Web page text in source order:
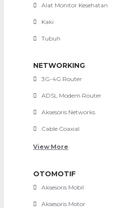
Alat Monitor Kesehatan
Kaki
Tubuh
NETWORKING
3G-4G Router
ADSL Modem Router
Aksesoris Networks
Cable Coaxial
View More
OTOMOTIF
Aksesoris Mobil
Aksesoris Motor